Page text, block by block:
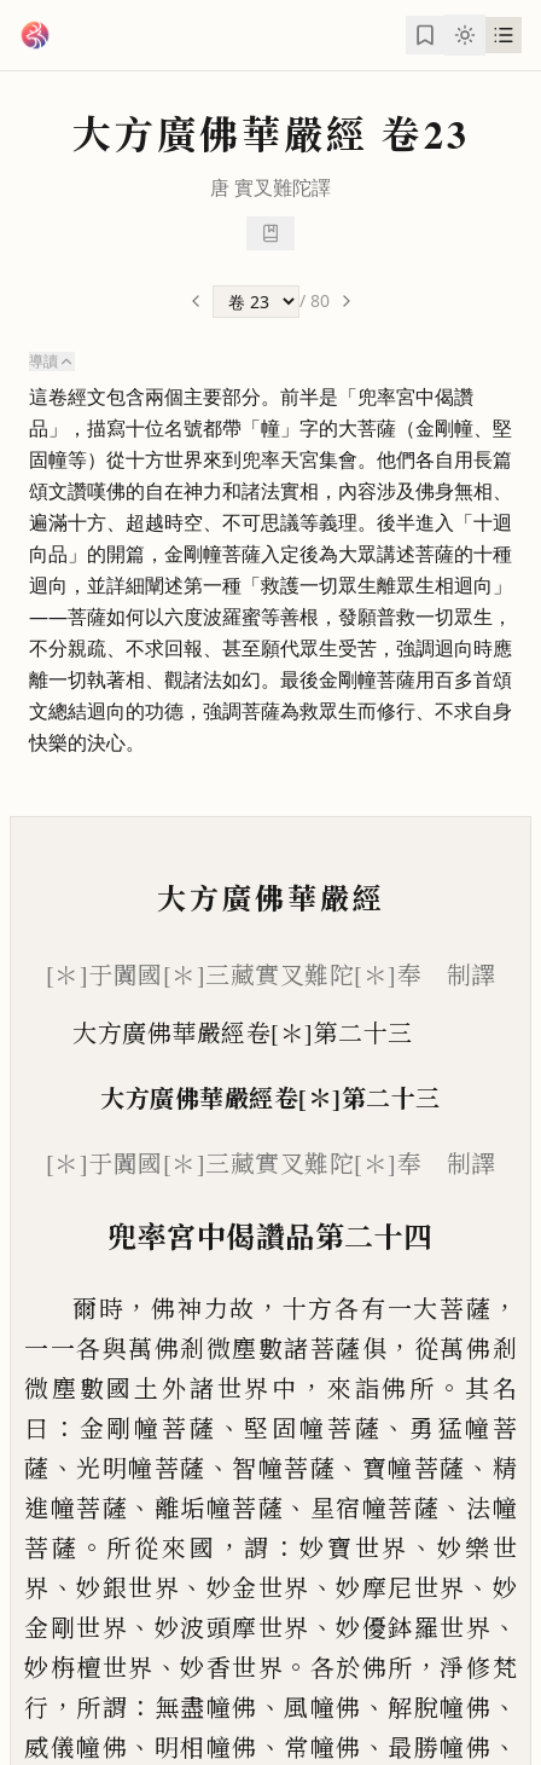
大方廣佛華嚴經 卷23
唐實叉難陀譯
/ 80
導讀
這卷經文包含兩個主要部分。前半是「兜率宮中偈讚
品」，描寫十位名號都帶「幢」字的大菩薩（金剛幢、堅
固幢等）從十方世界來到兜率天宮集會。他們各自用長篇
頌文讚嘆佛的自在神力和諸法實相，內容涉及佛身無相、
遍滿十方、超越時空、不可思議等義理。後半進入「十迴
向品」的開篇，金剛幢菩薩入定後為大眾講述菩薩的十種
迴向，並詳細闡述第一種「救護一切眾生離眾生相迴向」
——菩薩如何以六度波羅蜜等善根，發願普救一切眾生，
不分親疏、不求回報、甚至願代眾生受苦，強調迴向時應
離一切執著相、觀諸法如幻。最後金剛幢菩薩用百多首頌
文總結迴向的功德，強調菩薩為救眾生而修行、不求自身
快樂的決心。
大方廣佛華嚴經
[＊]于闐國[＊]三藏實叉難陀[＊]奉 制譯
大方廣佛華嚴經卷[＊]第二十三
大方廣佛華嚴經卷[＊]第二十三
[＊]于闐國[＊]三藏實叉難陀[＊]奉 制譯
兜率宮中偈讚品第二十四
爾時 ，佛神力故 ， 十方各有一大菩薩 ，
一一各與萬佛剎微塵數諸菩薩俱 ， 從萬佛剎
微塵數國土外諸世界中 ， 來詣佛所 。 其名
曰 ： 金剛幢菩薩 、 堅固幢菩薩 、 勇猛幢菩
薩 、 光明幢菩薩 、 智幢菩薩 、 寶幢菩薩 、 精
進幢菩薩 、 離垢幢菩薩 、 星宿幢菩薩 、 法幢
菩薩 。 所從來國 ，謂 ： 妙寶世界 、 妙樂世
界 、妙銀世界 、 妙金世界 、妙摩尼世界 、 妙
金剛世界 、 妙波頭摩世界 、妙優鉢羅世界 、
妙栴檀世界 、妙香世界 。 各於佛所 ，淨修梵
行 ， 所謂 ： 無盡幢佛 、 風幢佛 、 解脫幢佛 、
威儀幢佛 、 明相幢佛 、 常幢佛 、 最勝幢佛 、